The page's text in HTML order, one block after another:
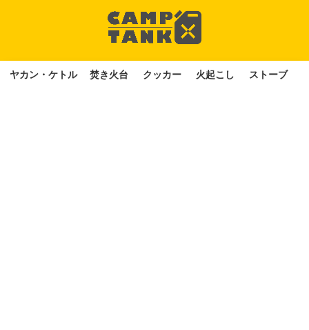
ヤカン・ケトル 焚き火台 クッカー 火起こし ストーブ